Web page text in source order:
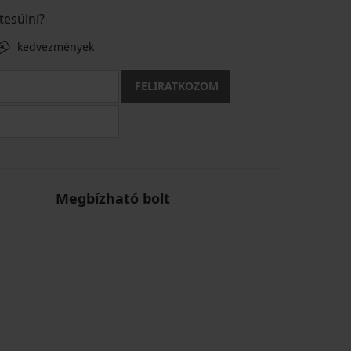
kedvezmények
FELIRATKOZOM
Megbízható bolt